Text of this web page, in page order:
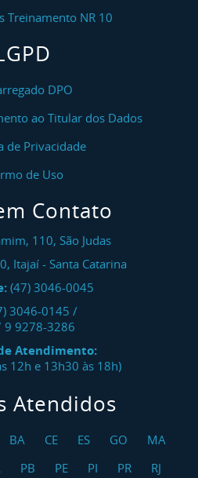
Treinamento NR 10
DPO
ao Titular dos Dados
de Privacidade
de Uso
Contato
110, São Judas
, Itajaí- Santa Catarina
(47) 3046-0045
3046-0145 /
9 9278-3286
Atendimento:
12h e 13h30 às 18h)
Atendidos
BA CE ES GO
MA
PB PE PI PR
RJ